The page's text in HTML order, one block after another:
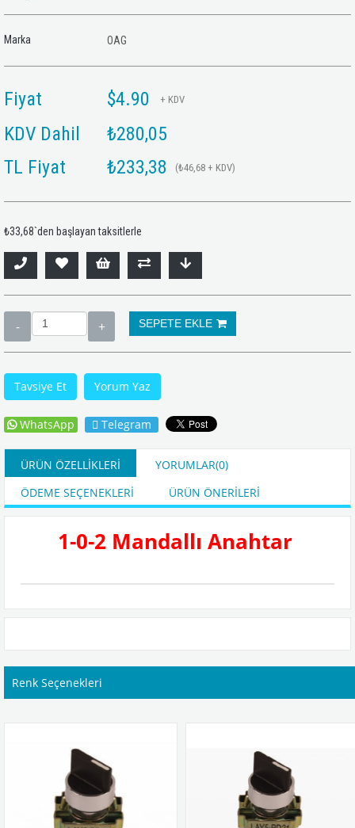
Marka OAG
Fiyat $4.90 + KDV
KDV Dahil
₺280,05
TL Fiyat
₺233,38 (₺46,68 + KDV)
₺33,68`den başlayan taksitlerle
Tavsiye Et Yorum Yaz
WhatsApp Telegram
ÜRÜN ÖZELLIKLERI YORUMLAR(0)
ÖDEME SEÇENEKLERI
ÜRÜN ÖNERILERI
1-0-2 Mandallı Anahtar
Renk Seçenekleri